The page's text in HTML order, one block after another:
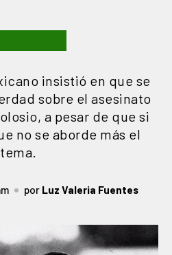
insistió en que se
sobre el asesinato
a pesar de que si
no se aborde más el
tema.
por Luz Valeria Fuentes